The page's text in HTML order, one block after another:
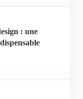
: une